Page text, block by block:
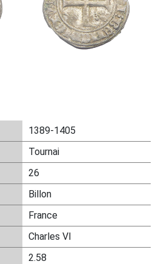
1389-1405
Tournai
26
Billon
France
Charles VI
2.58